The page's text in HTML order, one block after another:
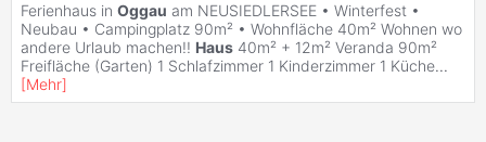
Ferienhaus in Oggau am NEUSIEDLERSEE • Winterfest •
Neubau • Campingplatz 90m² • Wohnfläche 40m² Wohnen wo
andere Urlaub machen!! Haus 40m² + 12m² Veranda 90m²
Freifläche (Garten) 1 Schlafzimmer 1 Kinderzimmer 1 Küche...
[Mehr]